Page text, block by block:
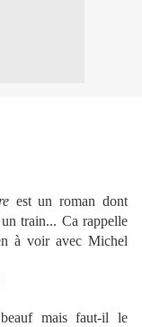
est un roman dont
train... Ca rappelle
à voir avec Michel
mais faut-il le